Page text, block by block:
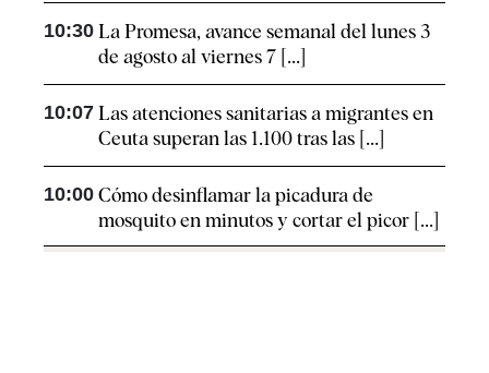
10:30 La Promesa, avance semanal del lunes 3
de agosto al viernes 7 [...]
10:07 Las atenciones sanitarias a migrantes en
Ceuta superan las 1.100 tras las [...]
10:00 Cómo desinflamar la picadura de
mosquito en minutos y cortar el picor [...]